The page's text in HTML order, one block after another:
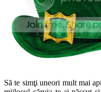
Să te simţi uneori mult mai